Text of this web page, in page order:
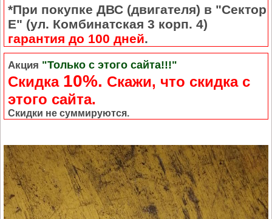
*При покупке ДВС (двигателя) в "Сектор
Е" (ул. Комбинатская 3 корп. 4)
гарантия до 100 дней.
Акция "Только с этого сайта!!!"
Скидка 10%. Cкажи, что скидка с
этого сайта.
Скидки не суммируются.